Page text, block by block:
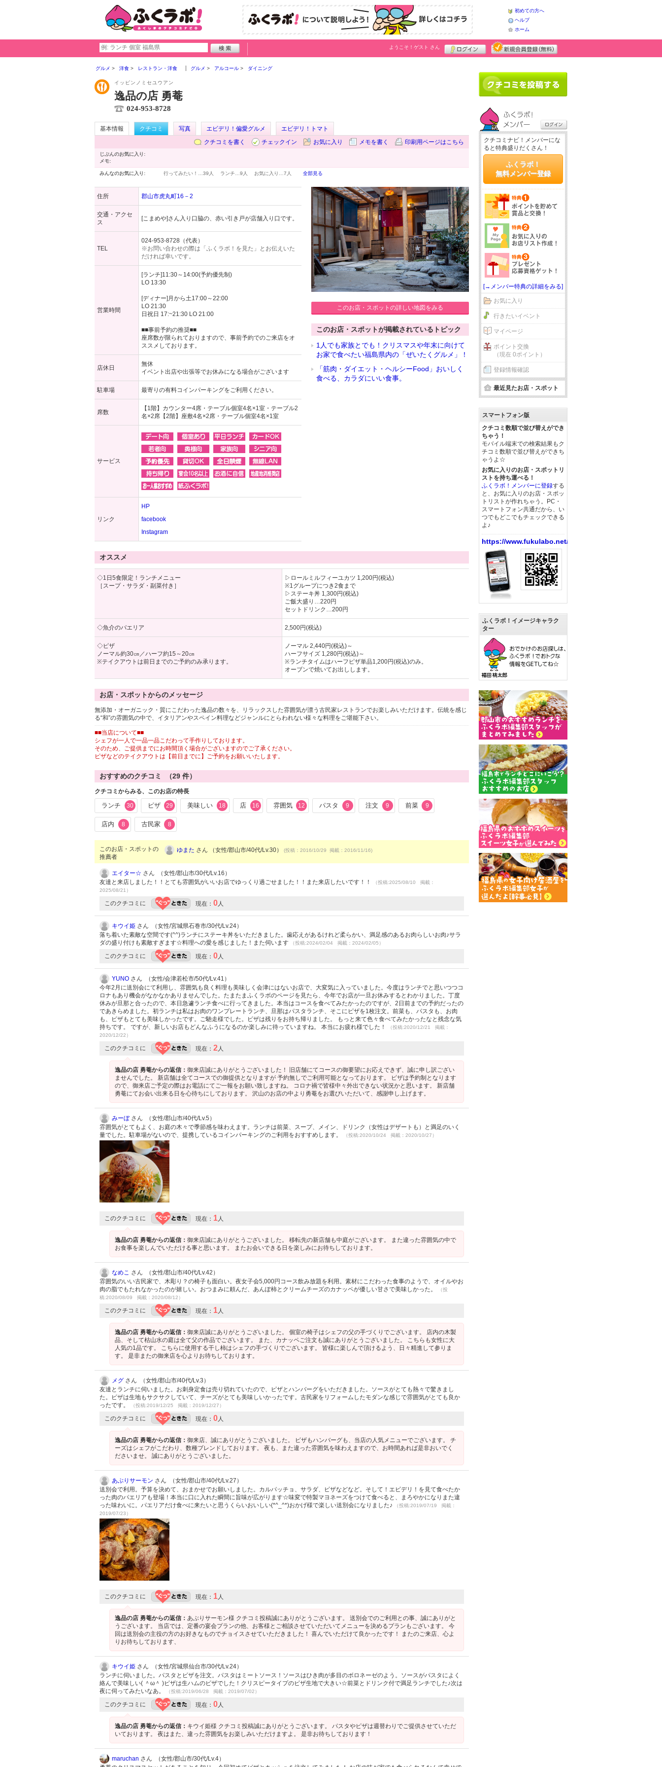
初めての方へ
ヘルプ
ホーム
ようこそ！ ゲスト さん
グルメ 洋食 レストラン・洋食 グルメ アルコール ダイニング
イッピンノミセユウアン
逸品の店 勇菴
024-953-8728
基本情報 クチコミ 写真 エビデリ！偏愛グルメ
エビデリ！トマト
クチコミを書く
チェックイン お気に入り メモを書く 印刷用ページはこちら
じぶんのお気に入り:
メモ:
みんなのお気に入り: 行ってみたい！… 39人 ランチ… 9人 お気に入り… 7人 全部見る
住所 郡山市虎丸町16－2
交通・アクセ
ス
[こまめや]さん入り口脇の、赤い引き戸が店舗入り口です。
TEL
024-953-8728（代表）
※お問い合わせの際は「ふくラボ！を見た」とお伝えいた
だければ幸いです。
営業時間
[ランチ]11:30～14:00(予約優先制)
LO 13:30
[ディナー]月から土17:00～22:00
LO 21:30
日祝日 17:~21:30 LO 21:00
■■事前予約の推奨■■
座席数が限られておりますので、事前予約でのご来店をオ
ススメしております。
店休日
無休
イベント出店や出張等でお休みになる場合がございます
駐車場 最寄りの有料コインパーキングをご利用ください。
席数
【1階】カウンター4席・テーブル個室4名×1室・テーブル2
名×2席【2階】座敷4名×2席・テーブル個室4名×1室
サービス
リンク
HP
facebook
Instagram
このお店・スポットの詳しい地図をみる
このお店・スポットが掲載されているトピック
1人でも家族とでも！クリスマスや年末に向けて
お家で食べたい福島県内の「ぜいたくグルメ」！
「筋肉・ダイエット・ヘルシーFood」おいしく
食べる、カラダにいい食事。
オススメ
◇1日5食限定！ランチメニュー
［スープ・サラダ・副菜付き］
▷ロールミルフィーユカツ 1,200円(税込)
※1グループにつき2食まで
▷ステーキ丼 1,300円(税込)
ご飯大盛り…220円
セットドリンク…200円
◇魚介のパエリア 2,500円(税込)
◇ピザ
ノーマル約30㎝／ハーフ約15～20㎝
※テイクアウトは前日までのご予約のみ承ります。
ノーマル 2,440円(税込)～
ハーフサイズ 1,280円(税込)～
※ランチタイムはハーフピザ単品1,200円(税込)のみ。
オーブンで焼いてお出しします。
お店・スポットからのメッセージ
無添加・オーガニック・質にこだわった逸品の数々を、リラックスした雰囲気が漂う古民家レストランでお楽しみいただけます。伝統を感じ
る“和”の雰囲気の中で、イタリアンやスペイン料理などジャンルにとらわれない様々な料理をご堪能下さい。
■■当店について■■
シェフが一人で一品一品こだわって手作りしております。
そのため、ご提供までにお時間頂く場合がございますのでご了承ください。
ピザなどのテイクアウトは【前日までに】ご予約をお願いいたします。
おすすめのクチコミ （29 件）
クチコミからみる、このお店の特長
ランチ 30 ピザ 29 美味しい 18 店 16 雰囲気 12 パスタ 9 注文 9 前菜 9
店内 8 古民家 8
このお店・スポットの
推薦者
ゆまた さん （女性/郡山市/40代/Lv.30） (投稿：2016/10/29 掲載：2016/11/16)
エイター☆ さん （女性/郡山市/30代/Lv.16）
友達と来店しました！！とても雰囲気がいいお店でゆっくり過ごせました！！また来店したいです！！
（投稿:2025/08/10 掲載：
2025/08/21）
このクチコミに 現在： 0人
キウイ姫 さん （女性/宮城県石巻市/30代/Lv.24）
落ち着いた素敵な空間です(^^)ランチにステーキ丼をいただきました。歯応えがあるけれど柔らかい、満足感のあるお肉らしいお肉♪サラ
ダの盛り付けも素敵すぎます☆料理への愛を感じました！また伺います
（投稿:2024/02/04 掲載：2024/02/05）
このクチコミに 現在： 0人
YUNO さん （女性/会津若松市/50代/Lv.41）
今年2月に送別会にて利用し、雰囲気も良く料理も美味しく会津にはないお店で、大変気に入っていました。今度はランチでと思いつつコ
ロナもあり機会がなかなかありませんでした。たまたまふくラボのページを見たら、今年でお店が一旦お休みするとわかりました。丁度
休みが旦那と合ったので、本日急遽ランチ食べに行ってきました。本当はコースを食べてみたかったのですが、2日前までの予約だったの
であきらめました。初ランチは私はお肉のワンプレートランチ、旦那はパスタランチ、そこにピザを1枚注文。前菜も、パスタも、お肉
も、ピザもとても美味しかったです。ご馳走様でした。ピザは残りをお持ち帰りました。 もっと来て色々食べてみたかったなと残念な気
持ちです。 ですが、新しいお店もどんなふうになるのか楽しみに待っていますね。 本当にお疲れ様でした！
（投稿:2020/12/21 掲載：
2020/12/22）
このクチコミに 現在： 2人
逸品の店 勇菴からの返信： 御来店誠にありがとうございました！ 旧店舗にてコースの御要望にお応えできず、誠に申し訳ござい
ませんでした。 新店舗は全てコースでの御提供となりますが 予約無しでご利用可能となっております。 ピザは予約制となります
ので、御来店ご予定の際はお電話にてご一報をお願い致しますね。 コロナ禍で皆様中々外出できない状況かと思います。 新店舗
勇菴にてお会い出来る日を心待ちにしております。 沢山のお店の中より勇菴をお選びいただいて、感謝申し上げます。
みーぼさん （女性/郡山市/40代/Lv.5）
雰囲気がとてもよく、お庭の木々で季節感を味わえます。ランチは前菜、スープ、メイン、ドリンク（女性はデザートも）と満足のいく
量でした。駐車場がないので、提携しているコインパーキングのご利用をおすすめします。
（投稿:2020/10/24 掲載：2020/10/27）
このクチコミに 現在： 1人
逸品の店 勇菴からの返信： 御来店誠にありがとうございました。 移転先の新店舗も中庭がございます。 また違った雰囲気の中で
お食事を楽しんでいただける事と思います。 またお会いできる日を楽しみにお待ちしております。
なめこ さん （女性/郡山市/40代/Lv.42）
雰囲気のいい古民家で、木彫り？の椅子も面白い。夜女子会5,000円コース飲み放題を利用。素材にこだわった食事のようで、オイルやお
肉の脂でもたれなかったのが嬉しい。おつまみに頼んだ、あんぽ柿とクリームチーズのカナッペが優しい甘さで美味しかった。
（投
稿:2020/08/09 掲載：2020/08/12）
このクチコミに 現在： 1人
逸品の店 勇菴からの返信： 御来店誠にありがとうございました。 個室の椅子はシェフの父の手づくりでございます。 店内の木製
品、そして枯山水の庭は全て父の作品でございます。 また、カナッペご注文も誠にありがとうございました。 こちらも女性に大
人気の1品です。 こちらに使用する干し柿はシェフの手づくりでございます。 皆様に楽しんで頂けるよう、日々精進して参りま
す。 是非またの御来店を心よりお待ちしております。
メグ さん （女性/郡山市/40代/Lv.3）
友達とランチに伺いました。お刺身定食は売り切れていたので、ピザとハンバーグをいただきました。ソースがとても熱々で驚きまし
た。ピザは生地もサクサクしていて、チーズがとても美味しいかったです。古民家をリフォームしたモダンな感じで雰囲気がとても良か
ったです。
（投稿:2019/12/25 掲載：2019/12/27）
このクチコミに 現在： 0人
逸品の店 勇菴からの返信： 御来店、誠にありがとうございました。 ピザもハンバーグも、当店の人気メニューでございます。 チ
ーズはシェフがこだわり、数種ブレンドしております。 夜も、また違った雰囲気を味わえますので、お時間あれば是非おいでく
ださいませ。 誠にありがとうございました。
あぶりサーモン さん （女性/郡山市/40代/Lv.27）
送別会で利用。予算を決めて、おまかせでお願いしました。カルパッチョ、サラダ、ピザなどなど。そして！エビデリ！を見て食べたか
った肉のパエリアも登場！本当に口に入れた瞬間に旨味が広がります☆味変で特製マヨネーズをつけて食べると、まろやかになりまた違
った味わいに。パエリアだけ食べに来たいと思うくらいおいしい(*^_^*)おかげ様で楽しい送別会になりました♪
（投稿:2019/07/19 掲載：
2019/07/23）
このクチコミに 現在： 1人
逸品の店 勇菴からの返信： あぶりサーモン様 クチコミ投稿誠にありがとうございます。 送別会でのご利用との事、誠にありがと
うございます。 当店では、定番の宴会プランの他、お客様とご相談させていただいてメニューを決めるプランもございます。 今
回は送別会の主役の方のお好きなものでチョイスさせていただきました！ 喜んでいただけて良かったです！ またのご来店、心よ
りお待ちしております、
キウイ姫 さん （女性/宮城県仙台市/30代/Lv.24）
ランチに伺いました。パスタとピザを注文。パスタはミートソース！ソースはひき肉が多目のボロネーゼのよう。ソースがパスタによく
絡んで美味しい( ＾ω＾ )ピザは生ハムのピザでした！クリスピータイプのピザ生地で大きい☆前菜とドリンク付で満足ランチでした♪次は
夜に伺ってみたいなあ。
（投稿:2019/06/28 掲載：2019/07/02）
このクチコミに 現在： 0人
逸品の店 勇菴からの返信： キウイ姫様 クチコミ投稿誠にありがとうございます。 パスタやピザは週替わりでご提供させていただ
いております。 夜はまた、違った雰囲気をお楽しみいただけますよ。 是非お待ちしております！
maruchan さん （女性/郡山市/30代/Lv.4）
クチコミナビ！メンバーにな
ると特典盛りだくさん！
ふくラボ！
無料メンバー登録
[→メンバー特典の詳細をみる]
お気に入り
行きたいイベント
マイページ
ポイント交換
（現在 0ポイント）
登録情報確認
最近見たお店・スポット
スマートフォン版
クチコミ数順で並び替えができ
ちゃう！
モバイル端末での検索結果もク
チコミ数順で並び替えができち
ゃうよ☆
お気に入りのお店・スポットリ
ストを持ち運べる！
ふくラボ！メンバーに登録する
と、お気に入りのお店・スポッ
トリストが作れちゃう。PC・
スマートフォン共通だから、い
つでもどこでもチェックできる
よ♪
https://www.fukulabo.net/
ふくラボ！イメージキャラク
ター